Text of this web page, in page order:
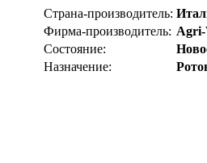
Страна-производитель:
Фирма-производитель:
Состояние:
Назначение: